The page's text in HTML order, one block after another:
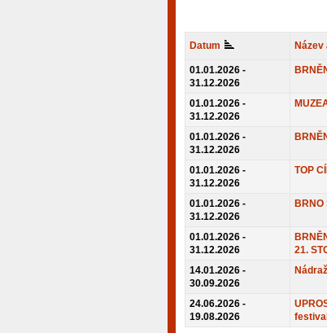
Datum Název
01.01.2026 -
31.12.2026
01.01.2026 -
31.12.2026
01.01.2026 -
31.12.2026
01.01.2026 -
31.12.2026
TOP
01.01.2026 -
31.12.2026
BRNO
01.01.2026 -
31.12.2026
21.
14.01.2026 -
30.09.2026
24.06.2026 -
19.08.2026
návštěvníky, tak pro